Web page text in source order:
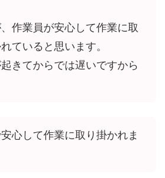
作業員が安心して作業に取
ていると思います。
きてからでは遅いですから
心して作業に取り掛かれま